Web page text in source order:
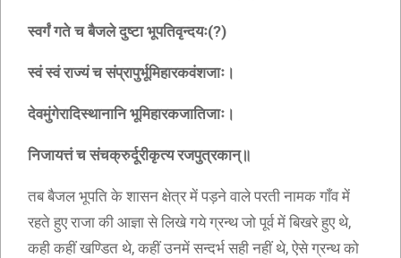
स्वर्गं गते च बैजले दुष्टा भूपतिवृन्दयः(?)
स्वं स्वं राज्यं च संप्रापुर्भूमिहारकवंशजाः।
देवमुंगेरादिस्थानानि भूमिहारकजातिजाः।
निजायत्तं च संचक्रुर्दूरीकृत्य रजपुत्रकान्॥
तब बैजल भूपति के शासन क्षेत्र में पड़ने वाले परती नामक गाँव में
रहते हुए राजा की आज्ञा से लिखे गये ग्रन्थ जो पूर्व में बिखरे हुए थे,
कही कहीं खण्डित थे, कहीं उनमें सन्दर्भ सही नहीं थे, ऐसे ग्रन्थ को